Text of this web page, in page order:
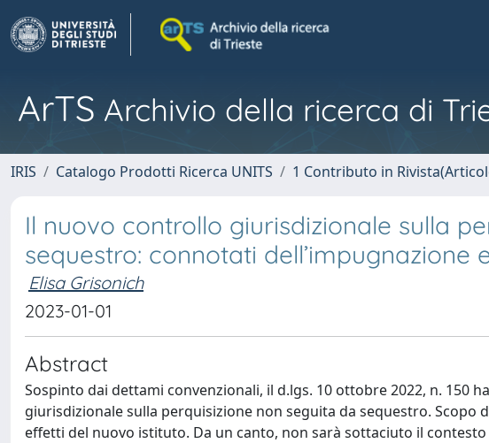
ArTS Archivio della ricerca di
IRIS Catalogo Prodotti Ricerca UNITS 1 Contributo in
Il nuovo controllo giurisdizionale sulla
sequestro: connotati
Elisa Grisonich
2023-01-01
Abstract
Sospinto dai dettami convenzionali, il d.lgs. 10 ottobre 2022, n. 150
giurisdizionale sulla perquisizione non seguita da sequestro.
effetti del nuovo istituto. Da un canto, non sarà sottaciuto il